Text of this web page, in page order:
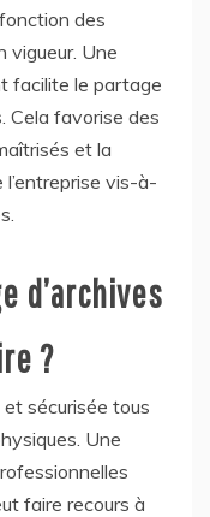
des
vigueur. Une
facilite le partage
Cela favorise des
et la
l’entreprise vis-à-
d’archives
?
sécurisée tous
Une
faire recours à